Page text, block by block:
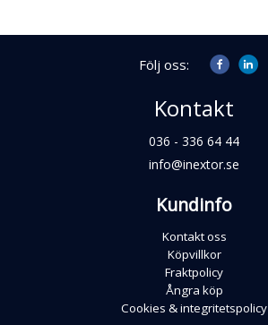
Följ oss:
Kontakt
036 - 336 64 44
info@inextor.se
Kundinfo
Kontakt oss
Köpvillkor
Fraktpolicy
Ångra köp
Cookies & integritetspolicy